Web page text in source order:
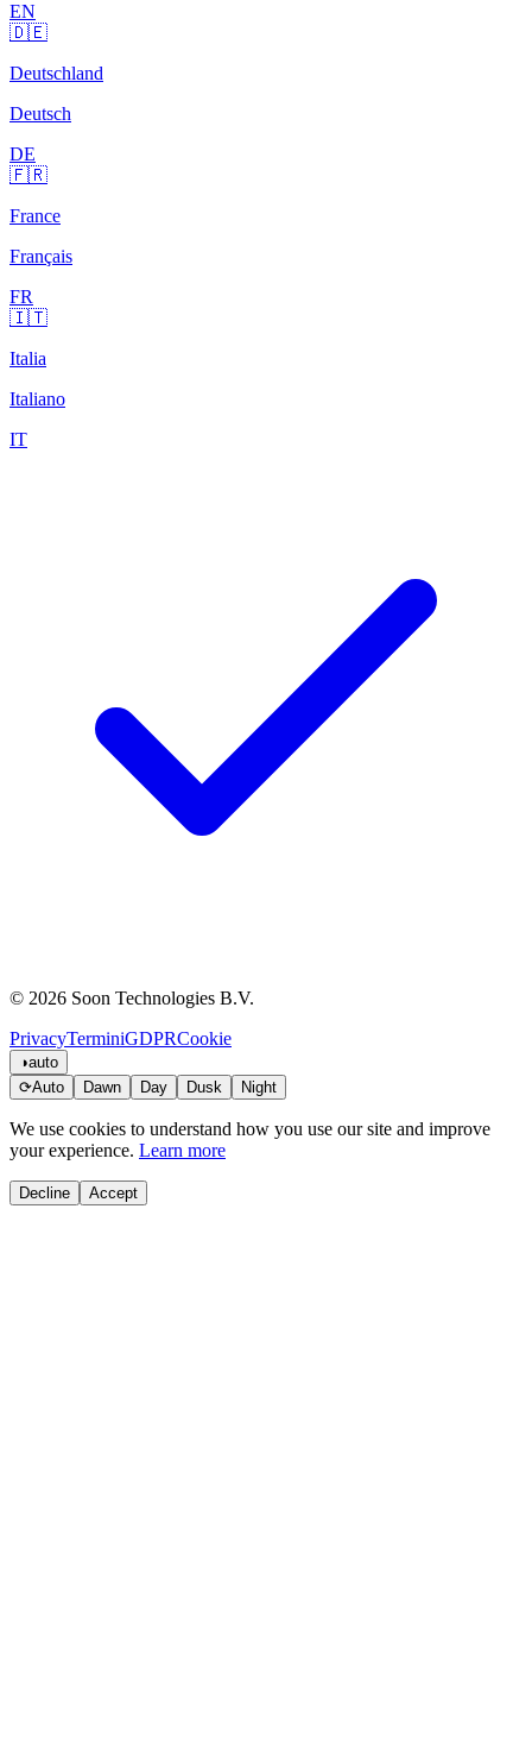
EN
🇩🇪
Deutschland
Deutsch
DE
🇫🇷
France
Français
FR
🇮🇹
Italia
Italiano
IT
© 2026 Soon Technologies B.V.
PrivacyTerminiGDPRCookie
◑auto
⟳Auto Dawn Day Dusk Night
We use cookies to understand how you use our site and improve
your experience. Learn more
Decline Accept